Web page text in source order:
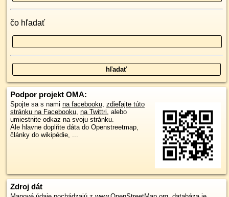
čo hľadať
Podpor projekt OMA:
Spojte sa s nami na facebooku, zdieľajte túto
stránku na Facebooku, na Twittri, alebo
umiestnite odkaz na svoju stránku.
Ale hlavne doplňte dáta do Openstreetmap,
články do wikipédie, ...
Zdroj dát